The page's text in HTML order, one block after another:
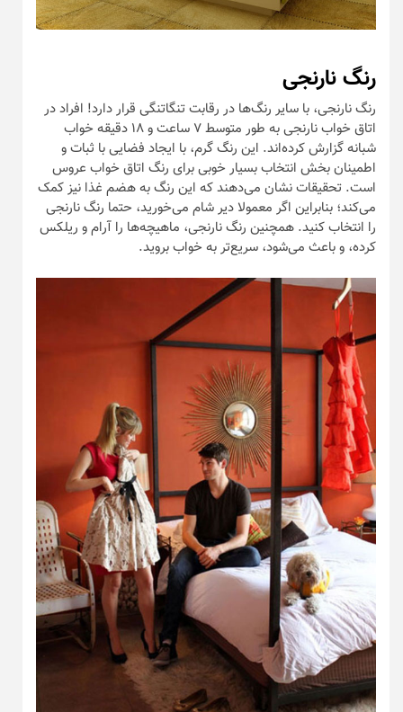
رنگ نارنجی
رنگ نارنجی، با سایر رنگ‌ها در رقابت تنگاتنگی قرار دارد! افراد در
اتاق خواب نارنجی به طور متوسط ۷ ساعت و ۱۸ دقیقه خواب
شبانه گزارش کرده‌اند. این رنگ گرم، با ایجاد فضایی با ثبات و
اطمینان بخش انتخاب بسیار خوبی برای رنگ اتاق خواب عروس
است. تحقیقات نشان می‌دهند که این رنگ به هضم غذا نیز کمک
می‌کند؛ بنابراین اگر معمولا دیر شام می‌خورید، حتما رنگ نارنجی
را انتخاب کنید. همچنین رنگ نارنجی، ماهیچه‌ها را آرام و ریلکس
کرده، و باعث می‌شود، سریع‌تر به خواب بروید.